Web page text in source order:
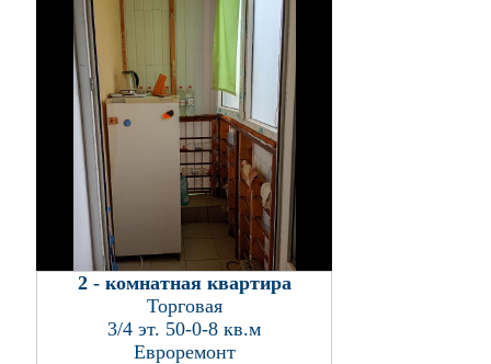
2 - комнатная квартира
Торговая
3/4 эт. 50-0-8 кв.м
Евроремонт